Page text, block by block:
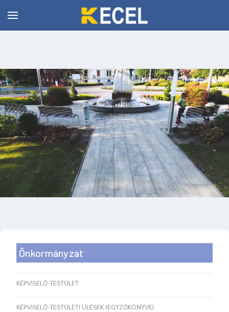
Önkormányzat
KÉPVISELŐ-TESTÜLET
KÉPVISELŐ-TESTÜLETI ÜLÉSEK JEGYZŐKÖNYVEI